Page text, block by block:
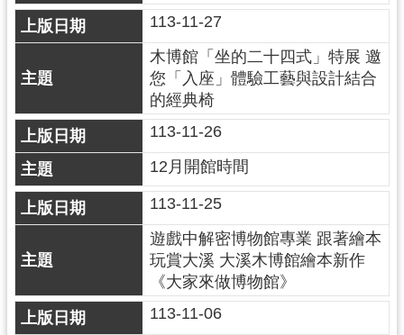
策
網
安
政
策
政
府
網
資
料
放
宣
113-11-27
木博館「坐的二十四式」特展 邀
您「入座」體驗工藝與設計結合
的經典椅
113-11-26
12月開館時間
113-11-25
遊戲中解密博物館專業 跟著繪本
玩賞大溪 大溪木博館繪本新作
《大家來做博物館》
113-11-06